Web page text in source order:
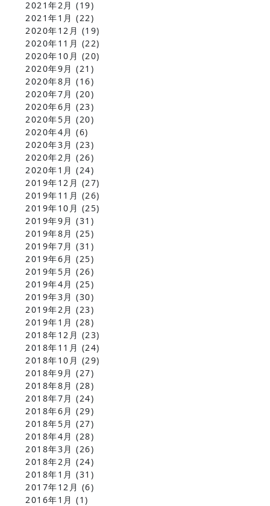
2021年2月 (19)
2021年1月 (22)
2020年12月 (19)
2020年11月 (22)
2020年10月 (20)
2020年9月 (21)
2020年8月 (16)
2020年7月 (20)
2020年6月 (23)
2020年5月 (20)
2020年4月 (6)
2020年3月 (23)
2020年2月 (26)
2020年1月 (24)
2019年12月 (27)
2019年11月 (26)
2019年10月 (25)
2019年9月 (31)
2019年8月 (25)
2019年7月 (31)
2019年6月 (25)
2019年5月 (26)
2019年4月 (25)
2019年3月 (30)
2019年2月 (23)
2019年1月 (28)
2018年12月 (23)
2018年11月 (24)
2018年10月 (29)
2018年9月 (27)
2018年8月 (28)
2018年7月 (24)
2018年6月 (29)
2018年5月 (27)
2018年4月 (28)
2018年3月 (26)
2018年2月 (24)
2018年1月 (31)
2017年12月 (6)
2016年1月 (1)